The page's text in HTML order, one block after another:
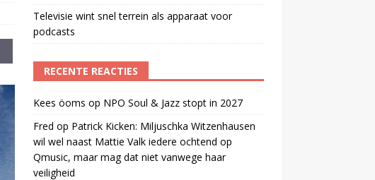
Televisie wint snel terrein als apparaat voor
podcasts
RECENTE REACTIES
Kees öoms op NPO Soul & Jazz stopt in 2027
Fred op Patrick Kicken: Miljuschka Witzenhausen
wil wel naast Mattie Valk iedere ochtend op
Qmusic, maar mag dat niet vanwege haar
veiligheid